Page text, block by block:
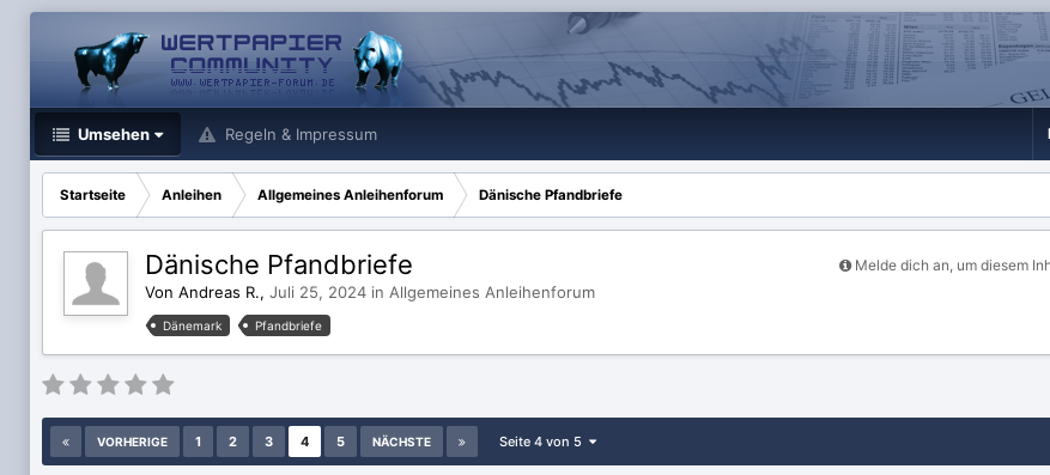
Umsehen Regeln & Impressum
Startseite Anleihen Allgemeines Anleihenforum Dänische Pfandbriefe
Melde dich an, um diesem
Dänische Pfandbriefe
Von Andreas R., Juli 25, 2024 in Allgemeines Anleihenforum
Dänemark Pfandbriefe
VORHERIGE 1 2 3 4 5 NÄCHSTE Seite 4 von 5